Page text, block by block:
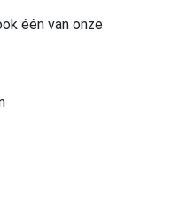
één van onze